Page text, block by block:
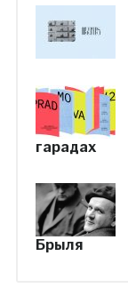
гарадах
Брыля